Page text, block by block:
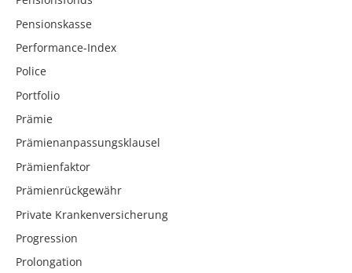
Pensionskasse
Performance-Index
Police
Portfolio
Prämie
Prämienanpassungsklausel
Prämienfaktor
Prämienrückgewähr
Private Krankenversicherung
Progression
Prolongation